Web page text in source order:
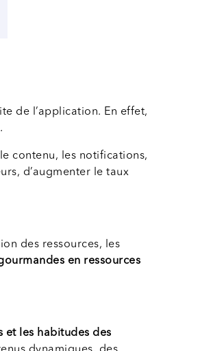
de l’application. En effet,
.
contenu, les notifications,
d’augmenter le taux
des ressources, les
en ressources
et les habitudes des